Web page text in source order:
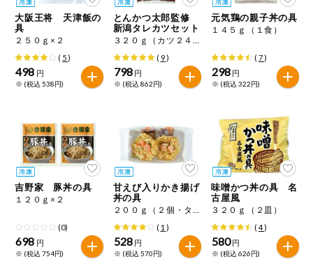
大阪王将 天津飯の
具
２５０ｇ×２
( 5)
498 円
※ (税込 538円)
とんかつ太郎監修
新潟タレカツセット
３２０ｇ（カツ２４０ｇ（８枚）、タレ）
( 9)
798 円
※ (税込 862円)
元気鶏の親子丼の具
１４５ｇ（１食）
( 7)
298 円
※ (税込 322円)
吉野家 豚丼の具
１２０ｇ×２
(0)
698 円
※ (税込 754円)
甘えび入りかき揚げ
丼の具
２００ｇ（２個・タレ付）
( 1 )
528 円
※ (税込 570円)
味噌かつ丼の具 名
古屋風
３２０ｇ（２皿）
( 4)
580円
※ (税込 626円)